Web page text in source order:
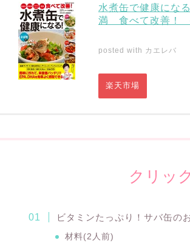
水煮缶で健康にな
満 食べて改善！
posted with カエレバ
楽天市場
クリッ
ビタミンたっぷり！サバ缶の
材料(2人前)